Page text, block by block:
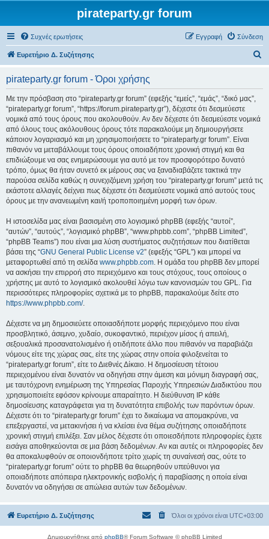
pirateparty.gr forum
Συχνές ερωτήσεις Σύνδεση
Εγγραφή
Ευρετήριο Δ. Συζήτησης
pirateparty.gr forum - Όροι χρήσης
Με την πρόσβαση στο “pirateparty.gr forum” (εφεξής “εμείς”, “εμάς”, “δικό μας”,
“pirateparty.gr forum”, “https://forum.pirateparty.gr”), δέχεστε ότι δεσμεύεστε
νομικά από τους όρους που ακολουθούν. Αν δεν δέχεστε ότι δεσμεύεστε νομικά
από όλους τους ακόλουθους όρους τότε παρακαλούμε μη δημιουργήσετε
κάποιον λογαριασμό και μη χρησιμοποιήσετε το “pirateparty.gr forum”. Είναι
πιθανόν να μεταβάλλουμε τους όρους οποιαδήποτε χρονική στιγμή και θα
επιδιώξουμε να σας ενημερώσουμε για αυτό με τον προσφορότερο δυνατό
τρόπο, όμως θα ήταν συνετό εκ μέρους σας να ξαναδιαβάζετε τακτικά την
παρούσα σελίδα καθώς η συνεχιζόμενη χρήση του “pirateparty.gr forum” μετά τις
εκάστοτε αλλαγές δείχνει πως δέχεστε ότι δεσμεύεστε νομικά από αυτούς τους
όρους με την ανανεωμένη και/ή τροποποιημένη μορφή των όρων.
Η ιστοσελίδα μας είναι βασισμένη στο λογισμικό phpBB (εφεξής “αυτοί”,
“αυτών”, “αυτούς”, “λογισμικό phpBB”, “www.phpbb.com”, “phpBB Limited”,
“phpBB Teams”) που είναι μια λύση συστήματος συζητήσεων που διατίθεται
βάσει της “GNU General Public License v2” (εφεξής “GPL”) και μπορεί να
μεταφορτωθεί από τη σελίδα www.phpbb.com. Η ομάδα του phpBB δεν μπορεί
να ασκήσει την επιρροή στο περιεχόμενο και τους στόχους, τους οποίους ο
χρήστης με αυτό το λογισμικό ακολουθεί λόγω των κανονισμών του GPL. Για
περισσότερες πληροφορίες σχετικά με το phpBB, παρακαλούμε δείτε στο
https://www.phpbb.com/.
Δέχεστε να μη δημοσιεύετε οποιασδήποτε μορφής περιεχόμενο που είναι
προσβλητικό, άσεμνο, χυδαίο, συκοφαντικό, περιέχον μίσος ή απειλή,
σεξουαλικά προσανατολισμένο ή οτιδήποτε άλλο που πιθανόν να παραβιάζει
νόμους είτε της χώρας σας, είτε της χώρας στην οποία φιλοξενείται το
“pirateparty.gr forum”, είτε το Διεθνές Δίκαιο. Η δημοσίευση τέτοιου
περιεχομένου είναι δυνατόν να οδηγήσει στην άμεση και μόνιμη διαγραφή σας,
με ταυτόχρονη ενημέρωση της Υπηρεσίας Παροχής Υπηρεσιών Διαδικτύου που
χρησιμοποιείτε εφόσον κρίνουμε απαραίτητο. Η διεύθυνση IP κάθε
δημοσίευσης καταγράφεται για τη δυνατότητα επιβολής των παρόντων όρων.
Δέχεστε ότι το “pirateparty.gr forum” έχει το δικαίωμα να απομακρύνει, να
επεξεργαστεί, να μετακινήσει ή να κλείσει ένα θέμα συζήτησης οποιαδήποτε
χρονική στιγμή επιλέξει. Σαν μέλος δέχεστε ότι οποιεσδήποτε πληροφορίες έχετε
εισάγει αποθηκεύονται σε μια βάση δεδομένων. Αν και αυτές οι πληροφορίες δεν
θα αποκαλυφθούν σε οποιονδήποτε τρίτο χωρίς τη συναίνεσή σας, ούτε το
“pirateparty.gr forum” ούτε το phpBB θα θεωρηθούν υπεύθυνοι για
οποιαδήποτε απόπειρα ηλεκτρονικής εισβολής ή παραβίασης η οποία είναι
δυνατόν να οδηγήσει σε απώλεια αυτών των δεδομένων.
Ευρετήριο Δ. Συζήτησης Όλοι οι χρόνοι είναι UTC+03:00
Δημιουργήθηκε από phpBB® Forum Software © phpBB Limited